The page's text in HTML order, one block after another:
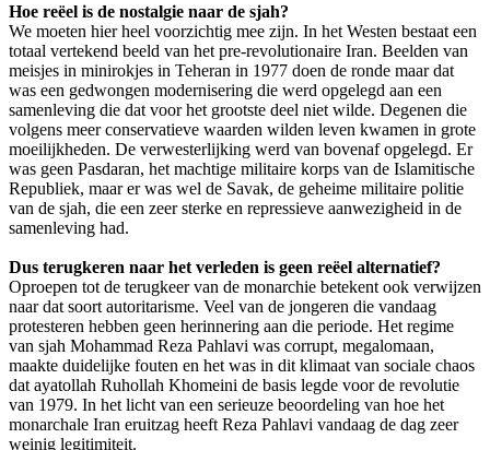
Hoe reëel is de nostalgie naar de sjah?
We moeten hier heel voorzichtig mee zijn. In het Westen bestaat een
totaal vertekend beeld van het pre-revolutionaire Iran. Beelden van
meisjes in minirokjes in Teheran in 1977 doen de ronde maar dat
was een gedwongen modernisering die werd opgelegd aan een
samenleving die dat voor het grootste deel niet wilde. Degenen die
volgens meer conservatieve waarden wilden leven kwamen in grote
moeilijkheden. De verwesterlijking werd van bovenaf opgelegd. Er
was geen Pasdaran, het machtige militaire korps van de Islamitische
Republiek, maar er was wel de Savak, de geheime militaire politie
van de sjah, die een zeer sterke en repressieve aanwezigheid in de
samenleving had.
Dus terugkeren naar het verleden is geen reëel alternatief?
Oproepen tot de terugkeer van de monarchie betekent ook verwijzen
naar dat soort autoritarisme. Veel van de jongeren die vandaag
protesteren hebben geen herinnering aan die periode. Het regime
van sjah Mohammad Reza Pahlavi was corrupt, megalomaan,
maakte duidelijke fouten en het was in dit klimaat van sociale chaos
dat ayatollah Ruhollah Khomeini de basis legde voor de revolutie
van 1979. In het licht van een serieuze beoordeling van hoe het
monarchale Iran eruitzag heeft Reza Pahlavi vandaag de dag zeer
weinig legitimiteit.